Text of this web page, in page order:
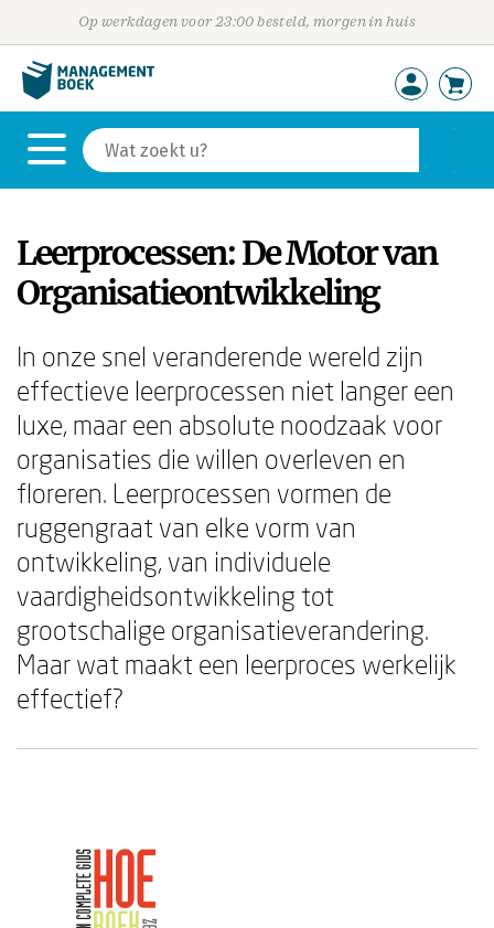
Op werkdagen voor 23:00 besteld, morgen in huis
Leerprocessen: De Motor van
Organisatieontwikkeling
In onze snel veranderende wereld zijn
effectieve leerprocessen niet langer een
luxe, maar een absolute noodzaak voor
organisaties die willen overleven en
floreren. Leerprocessen vormen de
ruggengraat van elke vorm van
ontwikkeling, van individuele
vaardigheidsontwikkeling tot
grootschalige organisatieverandering.
Maar wat maakt een leerproces werkelijk
effectief?